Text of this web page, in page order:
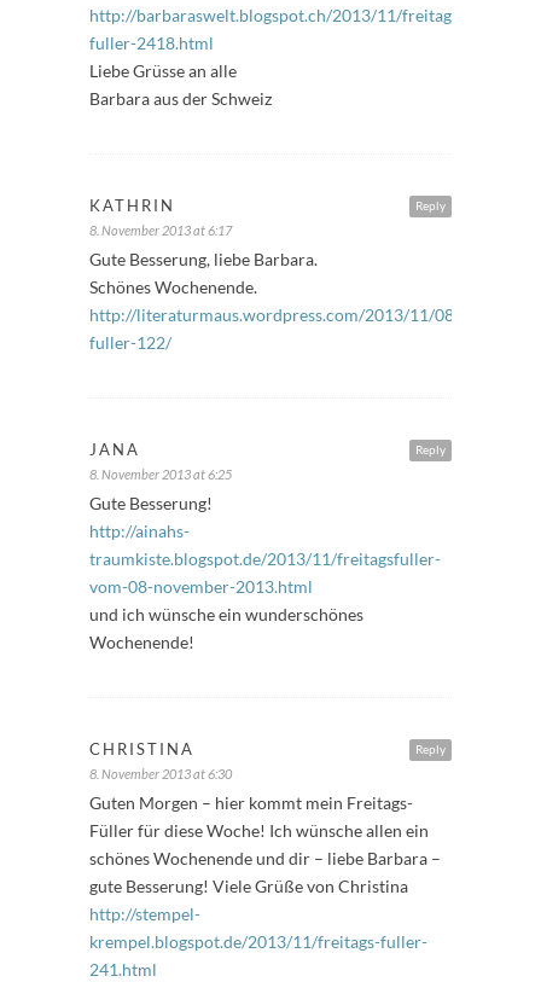
http://barbaraswelt.blogspot.ch/2013/11/freitags-
fuller-2418.html
Liebe Grüsse an alle
Barbara aus der Schweiz
Reply
KATHRIN
8. November 2013 at 6:17
Gute Besserung, liebe Barbara.
Schönes Wochenende.
http://literaturmaus.wordpress.com/2013/11/08/freitags-
fuller-122/
Reply
JANA
8. November 2013 at 6:25
Gute Besserung!
http://ainahs-
traumkiste.blogspot.de/2013/11/freitagsfuller-
vom-08-november-2013.html
und ich wünsche ein wunderschönes
Wochenende!
Reply
CHRISTINA
8. November 2013 at 6:30
Guten Morgen – hier kommt mein Freitags-
Füller für diese Woche! Ich wünsche allen ein
schönes Wochenende und dir – liebe Barbara –
gute Besserung! Viele Grüße von Christina
http://stempel-
krempel.blogspot.de/2013/11/freitags-fuller-
241.html